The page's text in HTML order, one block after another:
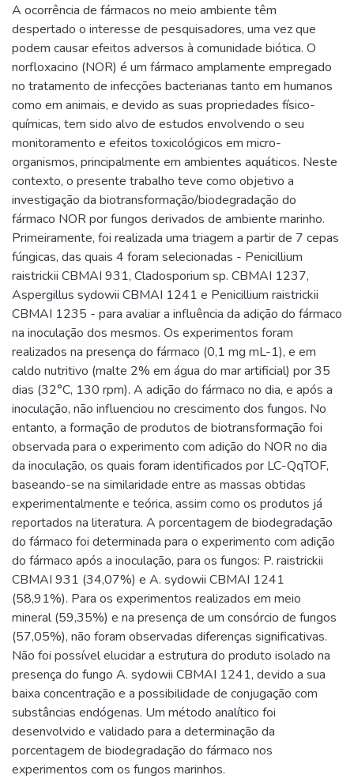
A ocorrência de fármacos no meio ambiente têm
despertado o interesse de pesquisadores, uma vez que
podem causar efeitos adversos à comunidade biótica. O
norfloxacino (NOR) é um fármaco amplamente empregado
no tratamento de infecções bacterianas tanto em humanos
como em animais, e devido as suas propriedades físico-
químicas, tem sido alvo de estudos envolvendo o seu
monitoramento e efeitos toxicológicos em micro-
organismos, principalmente em ambientes aquáticos. Neste
contexto, o presente trabalho teve como objetivo a
investigação da biotransformação/biodegradação do
fármaco NOR por fungos derivados de ambiente marinho.
Primeiramente, foi realizada uma triagem a partir de 7 cepas
fúngicas, das quais 4 foram selecionadas - Penicillium
raistrickii CBMAI 931, Cladosporium sp. CBMAI 1237,
Aspergillus sydowii CBMAI 1241 e Penicillium raistrickii
CBMAI 1235 - para avaliar a influência da adição do fármaco
na inoculação dos mesmos. Os experimentos foram
realizados na presença do fármaco (0,1 mg mL-1), e em
caldo nutritivo (malte 2% em água do mar artificial) por 35
dias (32°C, 130 rpm). A adição do fármaco no dia, e após a
inoculação, não influenciou no crescimento dos fungos. No
entanto, a formação de produtos de biotransformação foi
observada para o experimento com adição do NOR no dia
da inoculação, os quais foram identificados por LC-QqTOF,
baseando-se na similaridade entre as massas obtidas
experimentalmente e teórica, assim como os produtos já
reportados na literatura. A porcentagem de biodegradação
do fármaco foi determinada para o experimento com adição
do fármaco após a inoculação, para os fungos: P. raistrickii
CBMAI 931 (34,07%) e A. sydowii CBMAI 1241
(58,91%). Para os experimentos realizados em meio
mineral (59,35%) e na presença de um consórcio de fungos
(57,05%), não foram observadas diferenças significativas.
Não foi possível elucidar a estrutura do produto isolado na
presença do fungo A. sydowii CBMAI 1241, devido a sua
baixa concentração e a possibilidade de conjugação com
substâncias endógenas. Um método analítico foi
desenvolvido e validado para a determinação da
porcentagem de biodegradação do fármaco nos
experimentos com os fungos marinhos.